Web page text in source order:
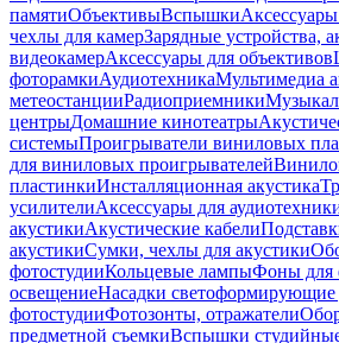
памятиОбъективыВспышки
чехлы для камерЗарядные устройства,
видеокамерАксессуары для объективов
фоторамкиАудиотехникаМультимедиа
метеостанцииРадиоприемники
центрыДомашние кинотеатры
системыПроигрыватели виниловых
для виниловых проигрывателей
пластинкиИнсталляционная акустика
усилителиАксессуары для
акустикиАкустические кабели
акустикиСумки, чехлы для акустики
фотостудииКольцевые лампыФоны для
освещениеНасадки светоформирующие
фотостудииФотозонты, отражатели
предметной съемкиВспышки